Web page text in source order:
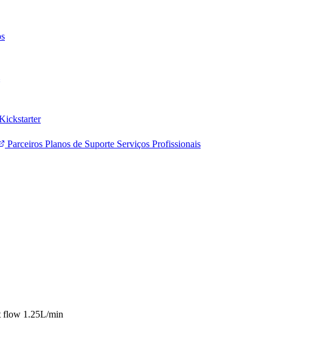
Parceiros Planos de Suporte Serviços Profissionais
flow 1.25L/min